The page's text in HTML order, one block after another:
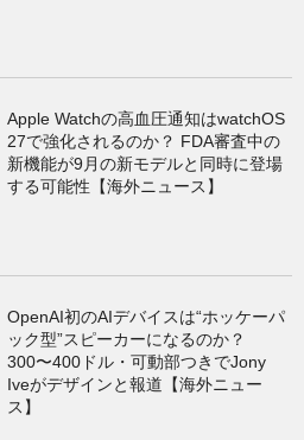
Apple Watchの高血圧通知はwatchOS
27で強化されるのか？ FDA審査中の
新機能が9月の新モデルと同時に登場
する可能性【海外ニュース】
OpenAI初のAIデバイスは“ホッケーパ
ック型”スピーカーになるのか？
300〜400ドル・可動部つきでJony
Iveがデザインと報道【海外ニュー
ス】